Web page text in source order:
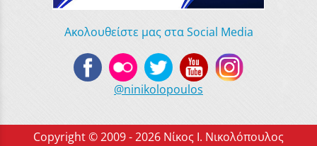
Ακολουθείστε μας στα Social Media
@ninikolopoulos
Copyright © 2009 - 2026 Νίκος Ι. Νικολόπουλος